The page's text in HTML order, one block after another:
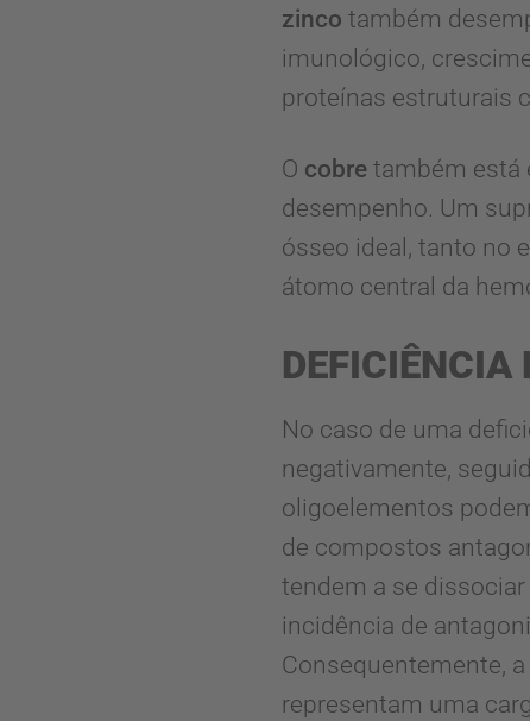
zinco também
imunológico,
proteínas estruturais
O cobre também está
desempenho. Um
ósseo ideal, tanto no
átomo central da
DEFICIÊNCIA
No caso de uma
negativamente,
oligoelementos
de compostos
tendem a se
incidência de
Consequentemente,
representam uma